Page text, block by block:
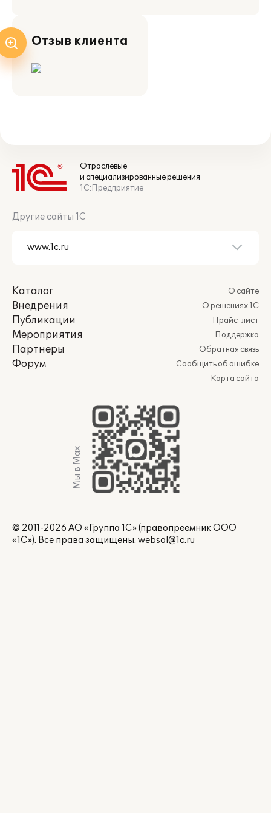
Отзыв клиента
Отраслевые
и специализированные решения
1С:Предприятие
Другие сайты 1С
Каталог
Внедрения
Публикации
Мероприятия
Партнеры
Форум
О сайте
О решениях 1С
Прайс-лист
Поддержка
Обратная связь
Сообщить об ошибке
Карта сайта
Мы в Max
© 2011-2026 АО «Группа 1С» (правопреемник ООО
«1С»). Все права защищены. websol@1c.ru